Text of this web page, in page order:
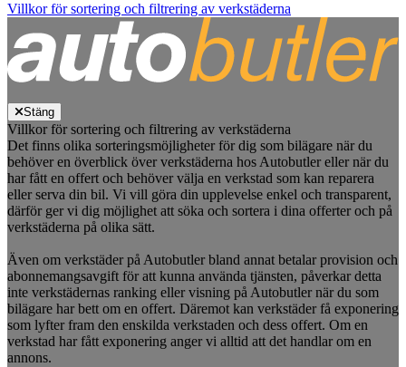
Villkor för sortering och filtrering av verkstäderna
Stäng
Villkor för sortering och filtrering av verkstäderna
Det finns olika sorteringsmöjligheter för dig som bilägare när du
behöver en överblick över verkstäderna hos Autobutler eller när du
har fått en offert och behöver välja en verkstad som kan reparera
eller serva din bil. Vi vill göra din upplevelse enkel och transparent,
därför ger vi dig möjlighet att söka och sortera i dina offerter och på
verkstäderna på olika sätt.
Även om verkstäder på Autobutler bland annat betalar provision och
abonnemangsavgift för att kunna använda tjänsten, påverkar detta
inte verkstädernas ranking eller visning på Autobutler när du som
bilägare har bett om en offert. Däremot kan verkstäder få exponering
som lyfter fram den enskilda verkstaden och dess offert. Om en
verkstad har fått exponering anger vi alltid att det handlar om en
annons.